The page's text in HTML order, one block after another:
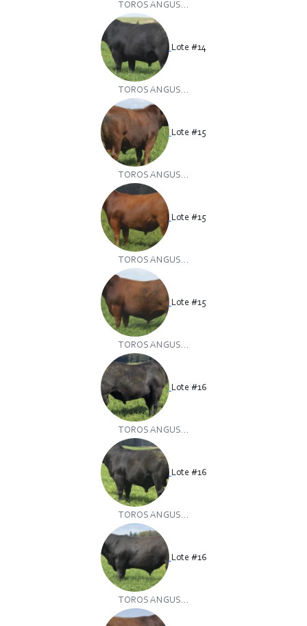
TOROS ANGUS...
Lote #14
TOROS ANGUS...
Lote #15
TOROS ANGUS...
Lote #15
TOROS ANGUS...
Lote #15
TOROS ANGUS...
Lote #16
TOROS ANGUS...
Lote #16
TOROS ANGUS...
Lote #16
TOROS ANGUS...